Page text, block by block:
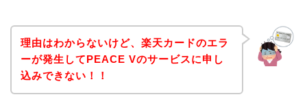
理由はわからないけど、楽天カードのエラ
ーが発生してPEACE Vのサービスに申し
込みできない！！